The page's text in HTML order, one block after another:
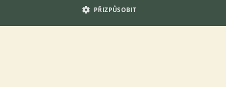
KONTAKT DO REDAKCE WEBU
redakce@ifauna.cz
PŘIZPŮSOBIT